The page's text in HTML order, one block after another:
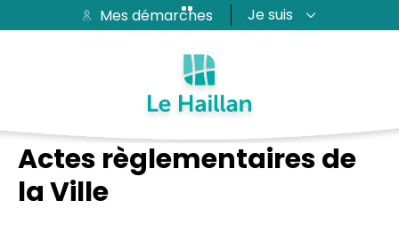
Aide et accessibilité
Passer au menu
Passer au contenuMes démarches Je suis
Actes règlementaires de
la Ville